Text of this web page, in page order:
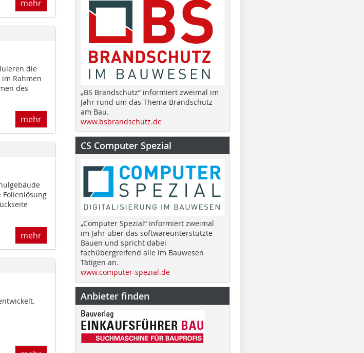
mehr
die
Rahmen
des
mehr
Folienlösung
mehr
„BS Brandschutz“ informiert zweimal im
Jahr rund um das Thema Brandschutz
am Bau.
www.bsbrandschutz.de
CS Computer Spezial
„Computer Spezial“ informiert zweimal
im Jahr über das softwareunterstützte
Bauen und spricht dabei
fachübergreifend alle im Bauwesen
Tätigen an.
www.computer-spezial.de
Anbieter finden